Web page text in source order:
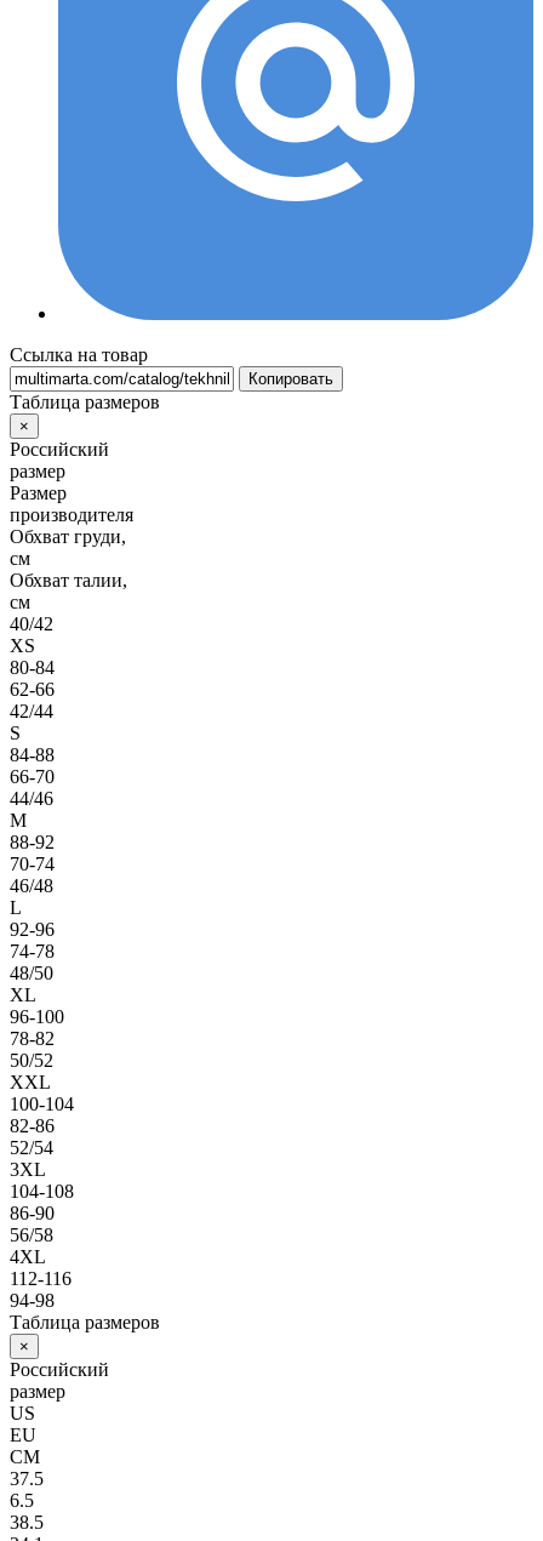
Ссылка на товар
Копировать
Таблица размеров
×
Российский
размер
Размер
производителя
Обхват груди,
см
Обхват талии,
см
40/42
XS
80-84
62-66
42/44
S
84-88
66-70
44/46
M
88-92
70-74
46/48
L
92-96
74-78
48/50
XL
96-100
78-82
50/52
XXL
100-104
82-86
52/54
3XL
104-108
86-90
56/58
4XL
112-116
94-98
Таблица размеров
×
Российский
размер
US
EU
СМ
37.5
6.5
38.5